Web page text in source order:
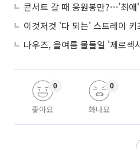
콘서트 갈 때 응원봉만?⋯'최애
좋아요
0
화나요
0